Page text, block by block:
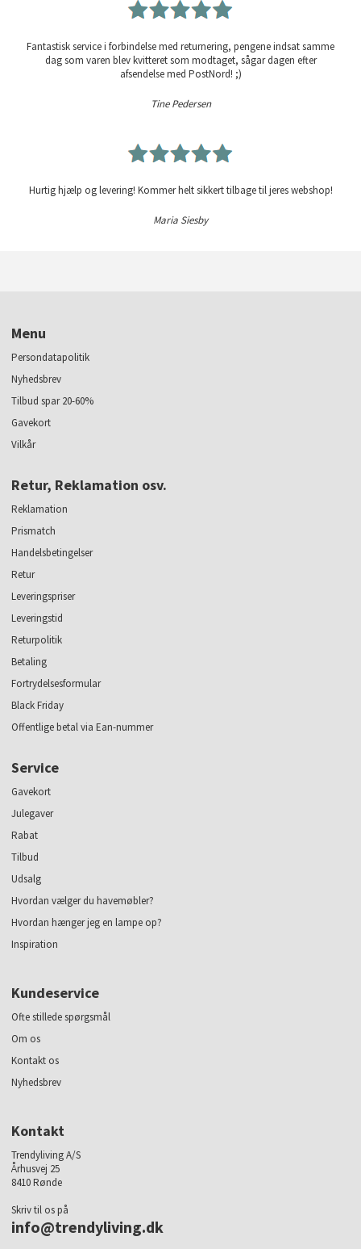
Fantastisk service i forbindelse med returnering, pengene indsat samme
dag som varen blev kvitteret som modtaget, sågar dagen efter
afsendelse med PostNord! ;)
Tine Pedersen
Hurtig hjælp og levering! Kommer helt sikkert tilbage til jeres webshop!
Maria Siesby
Menu
Persondatapolitik
Nyhedsbrev
Tilbud spar 20-60%
Gavekort
Vilkår
Retur, Reklamation osv.
Reklamation
Prismatch
Handelsbetingelser
Retur
Leveringspriser
Leveringstid
Returpolitik
Betaling
Fortrydelsesformular
Black Friday
Offentlige betal via Ean-nummer
Service
Gavekort
Julegaver
Rabat
Tilbud
Udsalg
Hvordan vælger du havemøbler?
Hvordan hænger jeg en lampe op?
Inspiration
Kundeservice
Ofte stillede spørgsmål
Om os
Kontakt os
Nyhedsbrev
Kontakt
Trendyliving A/S
Århusvej 25
8410 Rønde
Skriv til os på
info@trendyliving.dk